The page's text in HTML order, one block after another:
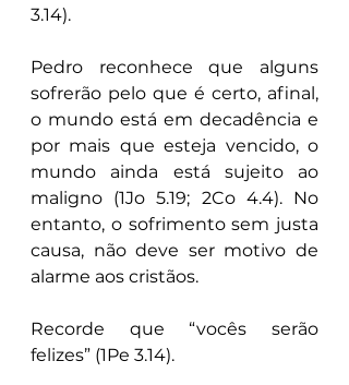
3.14).
Pedro reconhece que alguns
sofrerão pelo que é certo, afinal,
o mundo está em decadência e
por mais que esteja vencido, o
mundo ainda está sujeito ao
maligno (1Jo 5.19; 2Co 4.4). No
entanto, o sofrimento sem justa
causa, não deve ser motivo de
alarme aos cristãos.
Recorde que “vocês serão
felizes” (1Pe 3.14).